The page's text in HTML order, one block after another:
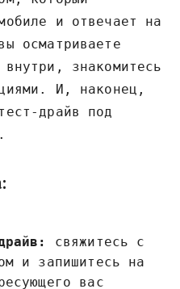
и отвечает на
осматриваете
знакомитесь
И, наконец,
драйв под
свяжитесь с
и запишитесь на
вас